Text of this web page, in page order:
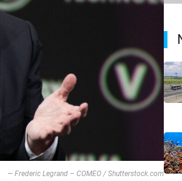
— Frederic Legrand – COMEO / Shutterstock.com